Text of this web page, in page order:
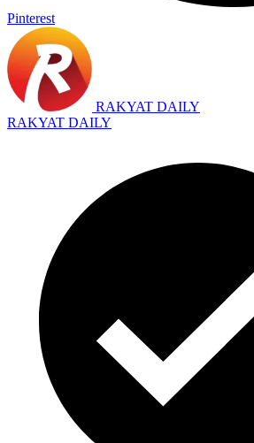
Pinterest
RAKYAT DAILY
RAKYAT DAILY